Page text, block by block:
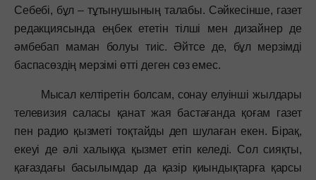
Себебі, бұл – тұтынушының талабы. Сәйкесінше, газет
редакциясында еңбек ететін тілші мен дизайнер де
әмбебап маман болуы тиіс. Әйтсе де, бұл мерзімді
баспасөздің мерзімі өтті деген сөз емес.
Мысал келтіретін болсам, сонау елуінші жылдары
телевизия саласы қанат жая бастағанда қоғам газет
пен радио қызметі тоқтайды деп шулаған екен. Бірақ,
екеуі де әлі халыққа қызмет етіп келеді. Сол сияқты,
қағаздағы басылымдар да қазір қиындықтарға қарсы